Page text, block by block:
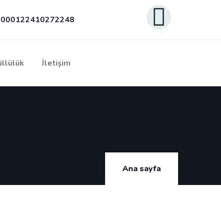
İletişim
Ana sayfa